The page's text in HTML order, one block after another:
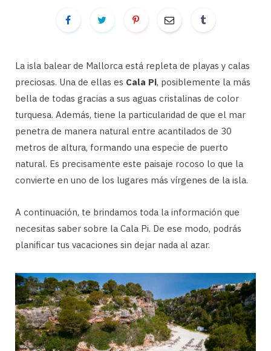
La isla balear de Mallorca está repleta de playas y calas
preciosas. Una de ellas es Cala Pi, posiblemente la más
bella de todas gracias a sus aguas cristalinas de color
turquesa. Además, tiene la particularidad de que el mar
penetra de manera natural entre acantilados de 30
metros de altura, formando una especie de puerto
natural. Es precisamente este paisaje rocoso lo que la
convierte en uno de los lugares más vírgenes de la isla.
A continuación, te brindamos toda la información que
necesitas saber sobre la Cala Pi. De ese modo, podrás
planificar tus vacaciones sin dejar nada al azar.